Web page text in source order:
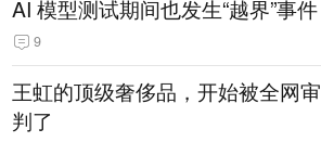
AI 模型测试期间也发生“越界”事件
9
王虹的顶级奢侈品，开始被全网审
判了